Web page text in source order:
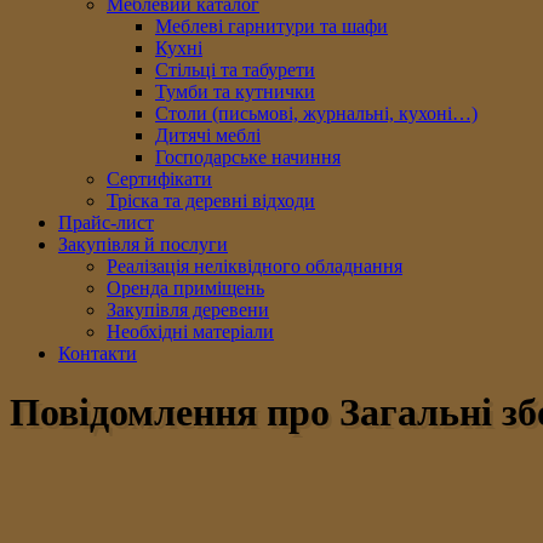
Меблеві гарнитури та шафи
Кухні
Стільці та табурети
Тумби та кутнички
Столи (письмові, журнальні, кухоні…)
Дитячі меблі
Господарське начиння
Сертифікати
Тріска та деревні відходи
Прайс-лист
Закупівля й послуги
Реалізація неліквідного обладнання
Оренда приміщень
Закупівля деревени
Необхідні матеріали
Контакти
Повідомлення про Загальні